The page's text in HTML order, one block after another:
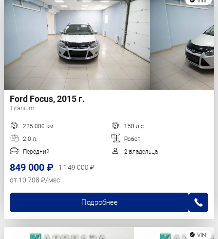
Ford Focus, 2015 г.
Titanium
225 000 км
150 л.с.
2.0 л.
Робот
Передний
2 владельца
849 000 ₽
1 149 000 ₽
от 10 708 ₽/мес
Подробнее
VIN